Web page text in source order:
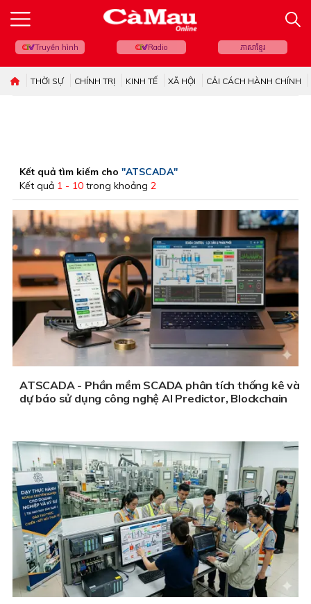
Truyền hình Radio ភាសាខ្មែរ
THỜI SỰ CHÍNH TRỊ KINH TẾ XÃ HỘI CẢI CÁCH HÀNH CHÍNH
Kết quả tìm kiếm cho "ATSCADA"
Kết quả 1 - 10 trong khoảng 2
ATSCADA - Phần mềm SCADA phân tích thống kê và
dự báo sử dụng công nghệ AI Predictor, Blockchain